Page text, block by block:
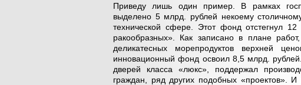
Приведу лишь один пример. В рамках
выделено 5 млрд. рублей некоему
технической сфере. Этот фонд отстегнул
ракообразных». Как записано в плане
деликатесных морепродуктов верхней
инновационный фонд освоил 8,5 млрд.
дверей класса «люкс», поддержал
граждан, ряд других подобных «проектов».